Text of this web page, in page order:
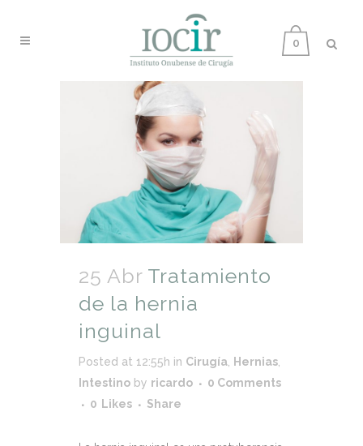
0
25 Abr Tratamiento
de la hernia
inguinal
Posted at 12:55h in Cirugía Hernias
Intestino by ricardo
0 Comments
0 Likes Share